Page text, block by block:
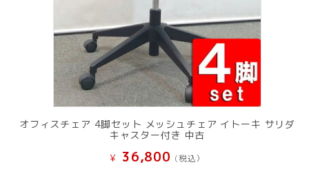
オフィスチェア 4脚セット メッシュチェア イトーキ サリダ
キャスター付き 中古
¥ 36,800 (税込）